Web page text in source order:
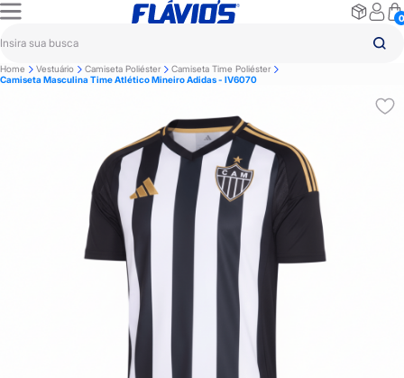
0
Home Vestuário Camiseta Poliéster
Camiseta Time Poliéster
Camiseta Masculina Time Atlético Mineiro Adidas - IV6070